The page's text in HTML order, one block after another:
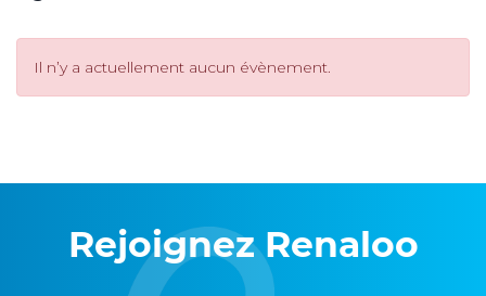
Il n’y a actuellement aucun évènement.
Rejoignez Renaloo